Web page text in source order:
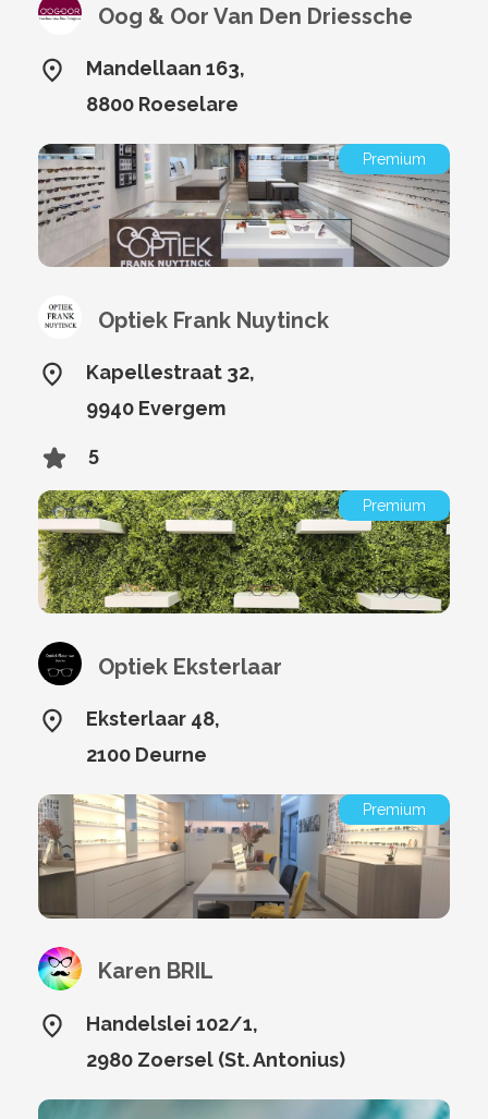
Oog & Oor Van Den Driessche
Mandellaan 163,
8800 Roeselare
Premium
Optiek Frank Nuytinck
Kapellestraat 32,
9940 Evergem
5
Premium
Optiek Eksterlaar
Eksterlaar 48,
2100 Deurne
Premium
Karen BRIL
Handelslei 102/1,
2980 Zoersel (St. Antonius)